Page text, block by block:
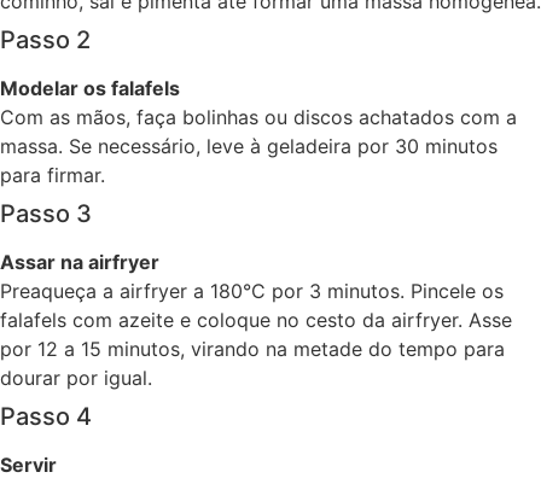
Passo 2
Modelar os falafels
Com as mãos, faça bolinhas ou discos achatados com a
massa. Se necessário, leve à geladeira por 30 minutos
para firmar.
Passo 3
Assar na airfryer
Preaqueça a airfryer a 180°C por 3 minutos. Pincele os
falafels com azeite e coloque no cesto da airfryer. Asse
por 12 a 15 minutos, virando na metade do tempo para
dourar por igual.
Passo 4
Servir